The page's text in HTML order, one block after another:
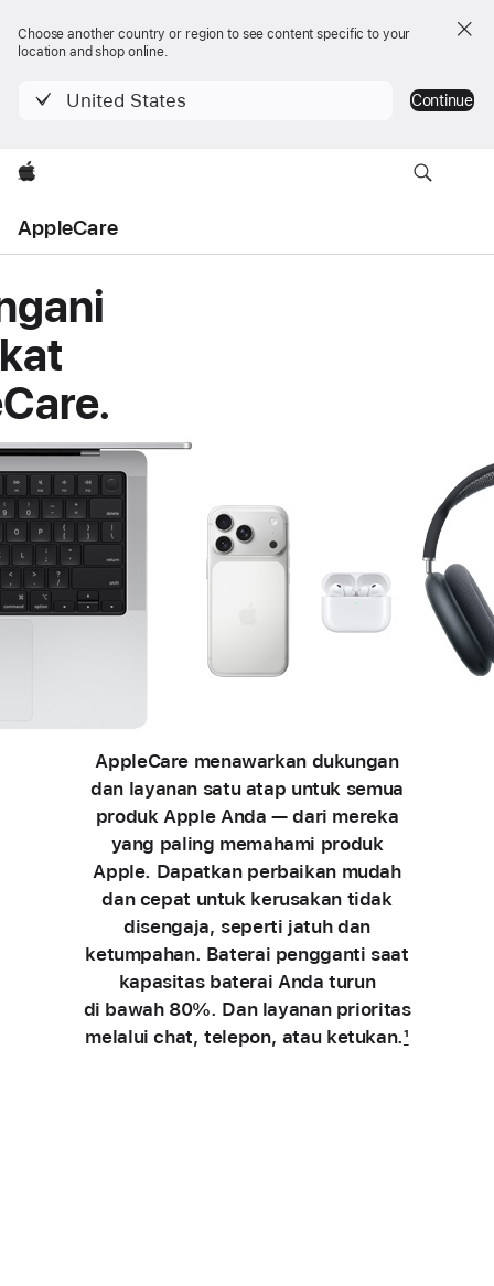
Choose another country or region to see content specific to your
location and shop online.
United States Continue
Apple
AppleCare
AppleCare menawarkan dukungan
dan layanan satu atap untuk semua
produk Apple Anda — dari mereka
yang paling memahami produk
Apple. Dapatkan perbaikan mudah
dan cepat untuk kerusakan tidak
disengaja, seperti jatuh dan
ketumpahan. Baterai pengganti saat
kapasitas baterai Anda turun
di bawah 80%. Dan layanan prioritas
melalui chat, telepon, atau ketukan.1